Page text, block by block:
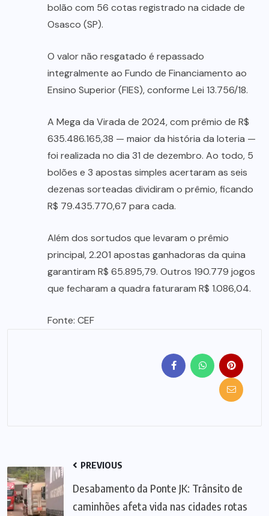
bolão com 56 cotas registrado na cidade de
Osasco (SP).
O valor não resgatado é repassado
integralmente ao Fundo de Financiamento ao
Ensino Superior (FIES), conforme Lei 13.756/18.
A Mega da Virada de 2024, com prêmio de R$
635.486.165,38 — maior da história da loteria —
foi realizada no dia 31 de dezembro. Ao todo, 5
bolões e 3 apostas simples acertaram as seis
dezenas sorteadas dividiram o prêmio, ficando
R$ 79.435.770,67 para cada.
Além dos sortudos que levaram o prêmio
principal, 2.201 apostas ganhadoras da quina
garantiram R$ 65.895,79. Outros 190.779 jogos
que fecharam a quadra faturaram R$ 1.086,04.
Fonte: CEF
PREVIOUS
Desabamento da Ponte JK: Trânsito de
caminhões afeta vida nas cidades rotas